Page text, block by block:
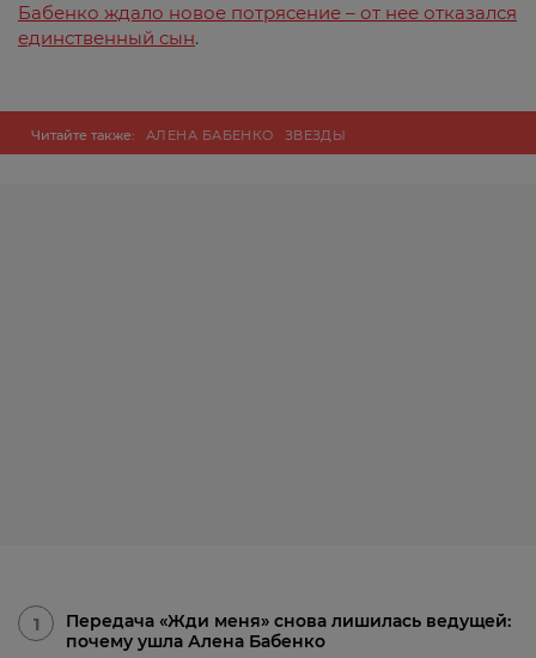
Бабенко ждало новое потрясение – от нее отказался
единственный сын.
Читайте также: АЛЕНА БАБЕНКО ЗВЕЗДЫ
1
Передача «Жди меня» снова лишилась ведущей:
почему ушла Алена Бабенко